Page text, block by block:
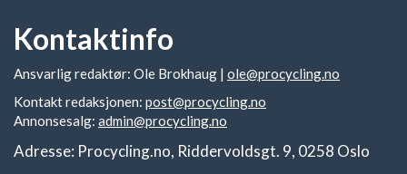
Kontaktinfo
Ansvarlig redaktør: Ole Brokhaug | ole@procycling.no
Kontakt redaksjonen: post@procycling.no
Annonsesalg: admin@procycling.no
Adresse: Procycling.no, Riddervoldsgt. 9, 0258 Oslo